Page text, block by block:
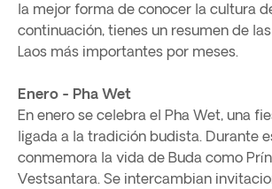
la mejor forma de conocer la cultura
continuación, tienes un resumen de
Laos más importantes por meses.
Enero - Pha Wet
En enero se celebra el Pha Wet, una
ligada a la tradición budista. Durante
conmemora la vida de Buda como
Vestsantara. Se intercambian